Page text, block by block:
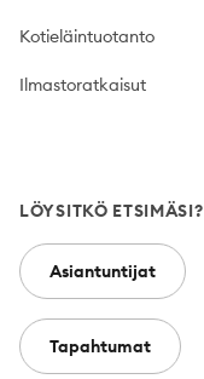
Kotieläintuotanto
Ilmastoratkaisut
LÖYSITKÖ ETSIMÄSI?
Asiantuntijat
Tapahtumat